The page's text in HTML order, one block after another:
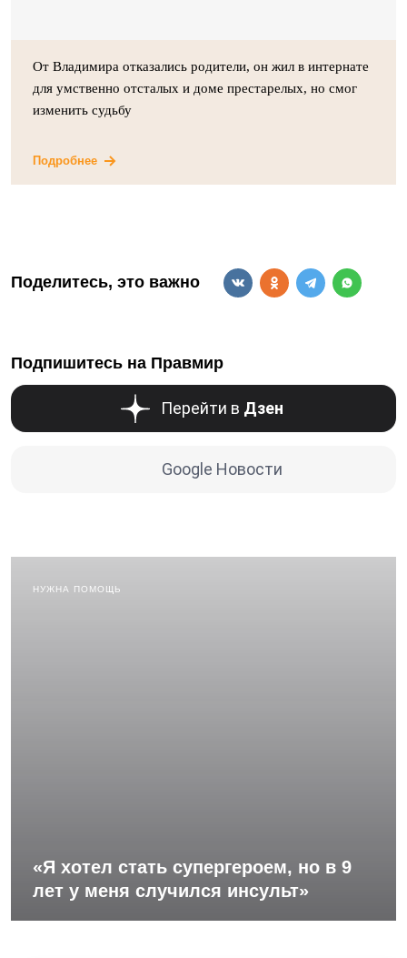
От Владимира отказались родители, он жил в интернате
для умственно отсталых и доме престарелых, но смог
изменить судьбу
Подробнее
Поделитесь, это важно
Подпишитесь на Правмир
Перейти в Дзен
Google Новости
НУЖНА ПОМОЩЬ
«Я хотел стать супергероем, но в 9
лет у меня случился инсульт»